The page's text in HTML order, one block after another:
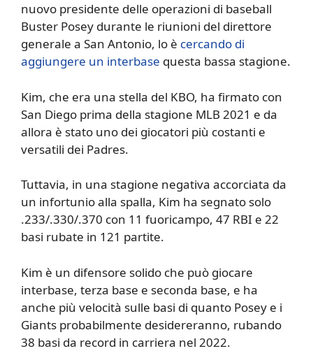
nuovo presidente delle operazioni di baseball
Buster Posey durante le riunioni del direttore
generale a San Antonio, lo è cercando di
aggiungere un interbase questa bassa stagione.
Kim, che era una stella del KBO, ha firmato con
San Diego prima della stagione MLB 2021 e da
allora è stato uno dei giocatori più costanti e
versatili dei Padres.
Tuttavia, in una stagione negativa accorciata da
un infortunio alla spalla, Kim ha segnato solo
.233/.330/.370 con 11 fuoricampo, 47 RBI e 22
basi rubate in 121 partite.
Kim è un difensore solido che può giocare
interbase, terza base e seconda base, e ha
anche più velocità sulle basi di quanto Posey e i
Giants probabilmente desidereranno, rubando
38 basi da record in carriera nel 2022.